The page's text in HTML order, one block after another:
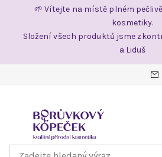
🌱 Vítejte na místě plném
kosmetiky.
Složení všech produktů jsme
a Liduš